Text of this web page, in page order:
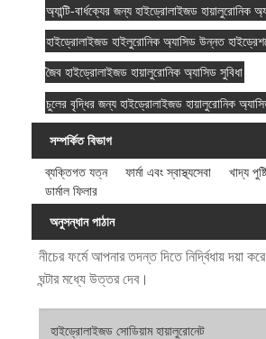
অ্যান্টি-বার্ধক্যের জন্য হাইড্রোলাইজড হায়ালুরোনিক
হাইড্রোলাইজড হাইলুরোনিক অ্যাসিড উন্নত
জৈব হাইড্রোলাইজড হায়ালুরোনিক অ্যাসিড সুবিধা
চুলের বৃদ্ধির জন্য হাইড্রোলাইজড হায়ালুরোনিক
সম্পর্কিত বিভাগ
ব্যক্তিগত যত্ন
ফার্মা এবং স্বাস্থ্যসেবা
খাদ্য পুষ্টি
ডার্মাল ফিলার
অনুসন্ধান পাঠান
নীচের ফর্মে আপনার তদন্ত দিতে নির্দ্বিধায় দয়া
ঘন্টার মধ্যে উত্তর দেব।